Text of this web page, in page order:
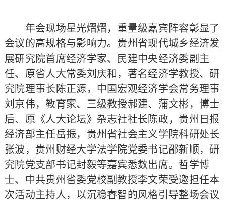
年会现场星光熠熠，重量级嘉宾阵容彰显了
会议的高规格与影响力。贵州省现代城乡经济发
展研究院首席经济学家、民建中央经济委副主
任、原省人大常委刘庆和，著名经济学教授、研
究院理事长陈正源，中国宏观经济学会常务理事
刘京伟，教育家、三级教授郝建、蒲文彬，博士
后、原《人大论坛》杂志社社长陈政，贵州日报
经济部主任岳振，贵州省社会主义学院科研处长
张波，贵州财经大学法学院党委书记邵新顺，研
究院党支部书记封毅等嘉宾悉数出席。哲学博
士、中共贵州省委党校副教授李文荣受邀担任本
次活动主持人，以沉稳睿智的风格引导整场会议